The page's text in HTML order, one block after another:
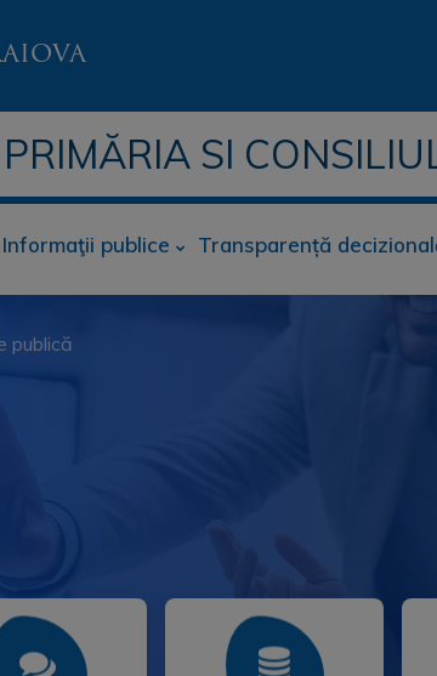
PRIMĂRIA SI
Informaţii publice Transparență
publică
Mai Mult Mai Mult